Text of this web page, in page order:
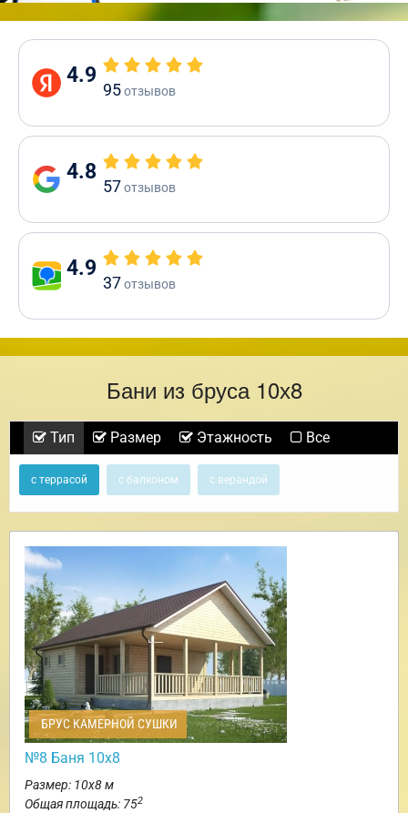
4.9
95отзывов
4.8
57отзывов
4.9
37отзывов
Бани из бруса 10х8
Тип Размер Этажность Все
с террасой с балконом с верандой
БРУС КАМЕРНОЙ СУШКИ
№8 Баня 10х8
Размер: 10х8 м
Общая площадь: 752